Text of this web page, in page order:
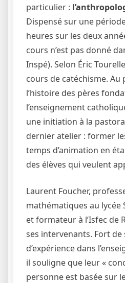
particulier :
Dispensé sur une
heures sur les deux
cours n’est pas donné
Inspé). Selon Éric
cours de catéchisme. Au
l’histoire des pères
l’enseignement
une initiation à la
dernier atelier : former
temps d’animation en
des élèves qui veulent
Laurent Foucher,
mathématiques au lycée
et formateur à l’Isfec de
ses intervenants. Fort de
d’expérience dans
il souligne que leur «
personne est basée sur